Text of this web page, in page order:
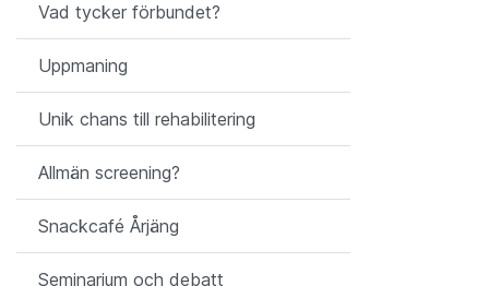
Vad tycker förbundet?
Uppmaning
Unik chans till rehabilitering
Allmän screening?
Snackcafé Årjäng
Seminarium och debatt